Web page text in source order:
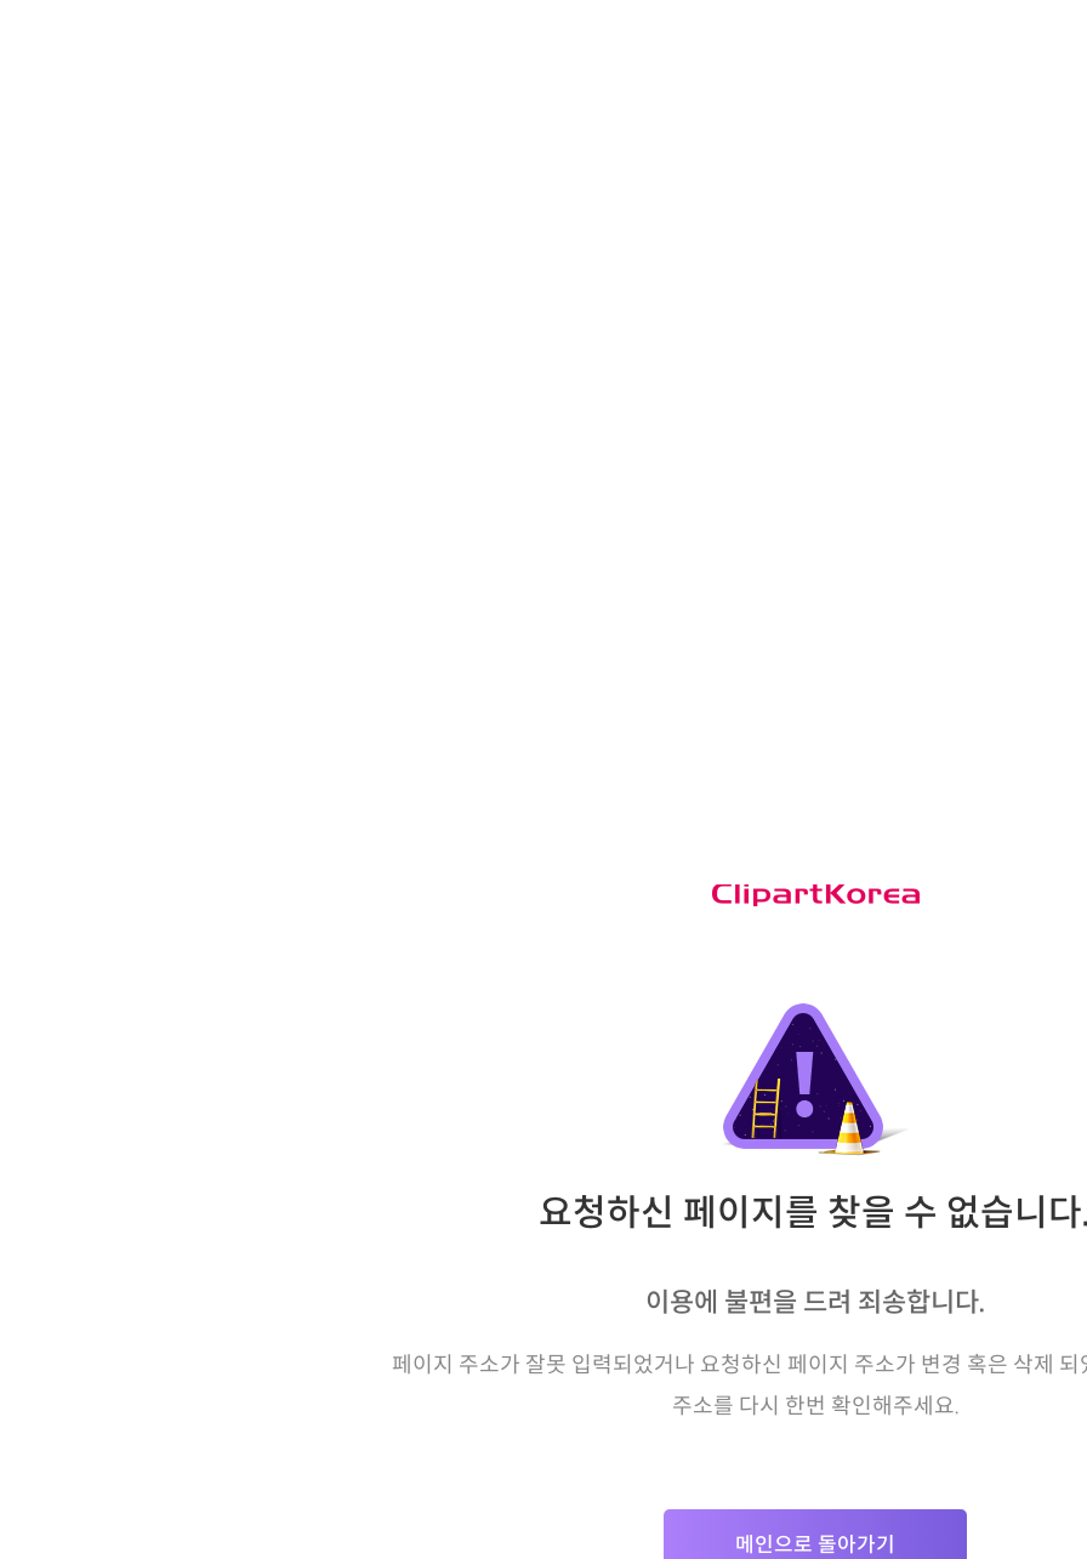
요청하신 페이지를 찾을 수 없습니다.
이용에 불편을 드려 죄송합니다.
페이지 주소가 잘못 입력되었거나 요청하신 페이지 주소가 변경 혹은 삭제 되
주소를 다시 한번 확인해주세요.
메인으로 돌아가기